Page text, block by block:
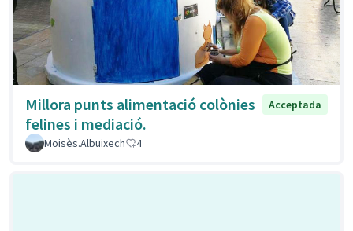
Millora punts alimentació colònies
felines i mediació.
Acceptada
Moisès.Albuixech 4